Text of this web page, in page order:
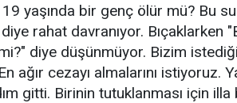
yaşında bir genç ölür mü? Bu
rahat davranıyor. Bıçaklarken
diye düşünmüyor. Bizim
ağır cezayı almalarını istiyoruz.
gitti. Birinin tutuklanması için